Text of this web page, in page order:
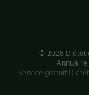
© 2026
Service gratuit·